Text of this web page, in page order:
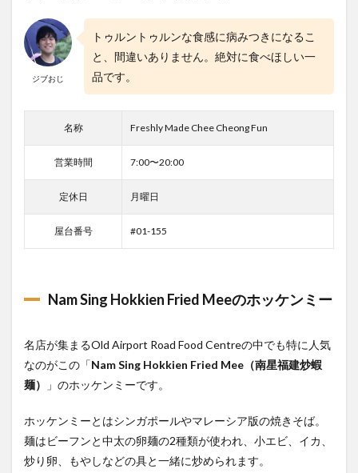
ジブおじ
トゥルントゥルンな食感に病みつきになるこ
と、間違いありません。絶対に食べほしい一
品です。
名称 Freshly Made Chee Cheong Fun
営業時間 7:00〜20:00
定休日 月曜日
屋台番号 #01-155
Nam Sing Hokkien Fried Meeのホッケンミー
名店が集まるOld Airport Road Food Centreの中でも特に人気
なのがこの「Nam Sing Hokkien Fried Mee（南星福建炒蝦
麺）
」のホッケンミーです。
ホッケンミーとはシンガポールやマレーシア版の焼きそば。
麺はビーフンと中太の卵麺の2種類が使われ、小エビ、イカ、
炒り卵、もやしなどの具と一緒に炒められます。